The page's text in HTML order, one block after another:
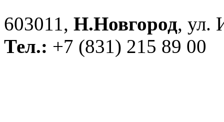
603011, Н.Новгород, ул.
Тел.: +7 (831) 215 89 00